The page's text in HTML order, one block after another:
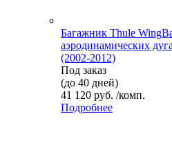
Багажник Thule
аэродинамических
(2002-2012)
Под заказ
(до 40 дней)
41 120 руб. /комп.
Подробнее